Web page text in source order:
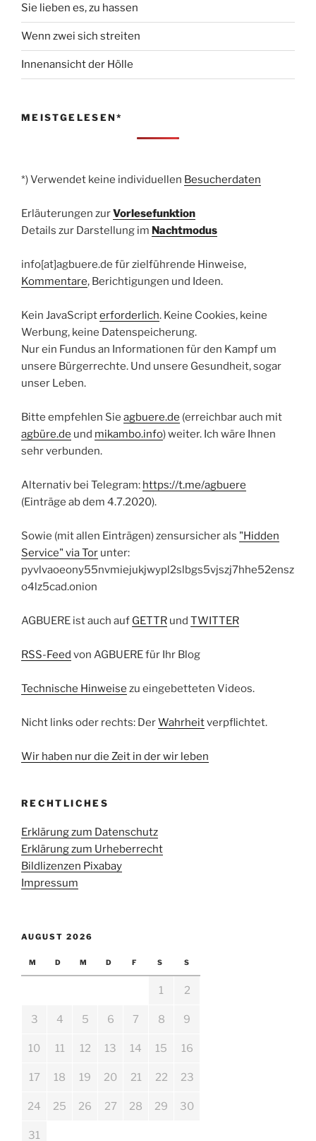
Sie lieben es, zu hassen
Wenn zwei sich streiten
Innenansicht der Hölle
MEISTGELESEN*
*) Verwendet keine individuellen Besucherdaten
Erläuterungen zurVorlesefunktion
Details zur Darstellung im Nachtmodus
info[at]agbuere.de für zielführende Hinweise,
Kommentare, Berichtigungen und Ideen.
Kein JavaScripterforderlich. Keine Cookies, keine
Werbung, keine Datenspeicherung.
Nur ein Fundus an Informationen für den Kampf um
unsere Bürgerrechte. Und unsere Gesundheit, sogar
unser Leben.
Bitte empfehlen Sie agbuere.de (erreichbar auch mit
agbüre.de und mikambo.info) weiter. Ich wäre Ihnen
sehr verbunden.
Alternativ bei Telegram: https://t.me/agbuere
(Einträge ab dem 4.7.2020).
Sowie (mit allen Einträgen) zensursicher als "Hidden
Service" via Tor unter:
pyvlvaoeony55nvmiejukjwypl2slbgs5vjszj7hhe52ensz
o4lz5cad.onion
AGBUERE ist auch auf GETTR und TWITTER
RSS-Feed von AGBUERE für Ihr Blog
Technische Hinweise zu eingebetteten Videos.
Nicht links oder rechts: DerWahrheitverpflichtet.
Wir haben nur die Zeit in der wir leben
RECHTLICHES
Erklärung zum Datenschutz
Erklärung zum Urheberrecht
Bildlizenzen Pixabay
Impressum
AUGUST 2026
M D M D F S S
1 2
3 4 5 6 7 8 9
10 11 12 13 14 15 16
17 18 19 20 21 22 23
24 25 26 27 28 29 30
31